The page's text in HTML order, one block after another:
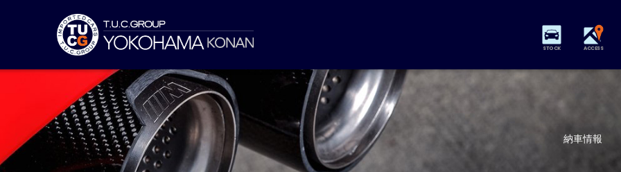
STOCK ACCESS
納車情報